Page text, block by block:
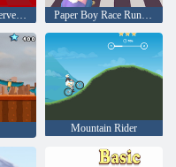
Rush di bici da cervello italiano
Mountain Rider